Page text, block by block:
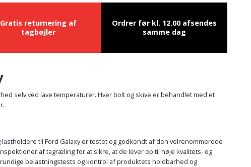
Gratis returnering af
tagbøjler
Ordrer før kl. 12.00 afsendes
samme dag
selv ved lave temperaturer. Hver bolt og skive er behandlet med et
til Ford Galaxy er testet og godkendt af den velrenommerede
af tagræling for at sikre, at de lever op til høje kvalitets- og
belastningstests og kontrol af produktets holdbarhed og